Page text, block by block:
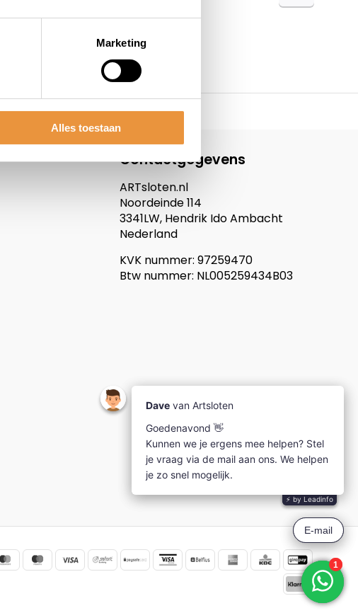
Marketing
Alles toestaan
Contactgegevens
ARTsloten.nl
Noordeinde 114
3341LW, Hendrik Ido Ambacht
Nederland
KVK nummer: 97259470
Btw nummer: NL005259434B03